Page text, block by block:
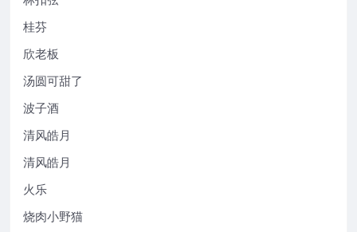
桂芬
欣老板
汤圆可甜了
波子酒
清风皓月
清风皓月
火乐
烧肉小野猫